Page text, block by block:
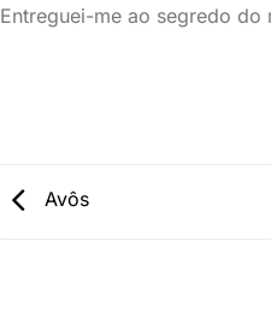
Entreguei-me ao segredo do
Avôs